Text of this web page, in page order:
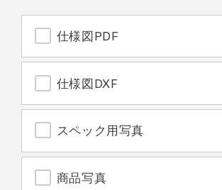
仕様図PDF
仕様図DXF
スペック用写真
商品写真